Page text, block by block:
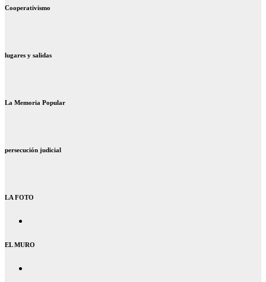
Cooperativismo
lugares y salidas
La Memoria Popular
persecución judicial
LA FOTO
EL MURO